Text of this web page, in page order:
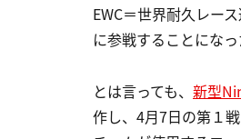
EWC＝世界耐久レー
に参戦することになっ
とは言っても、 新型
作し、4月7日の第１